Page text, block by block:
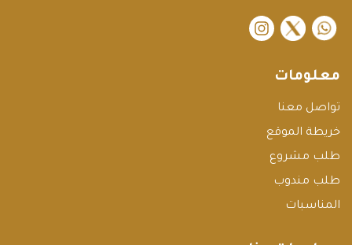
twitter
instagram
معلومات
تواصل معنا
خريطة الموقع
طلب مشروع
طلب مندوب
المناسبات